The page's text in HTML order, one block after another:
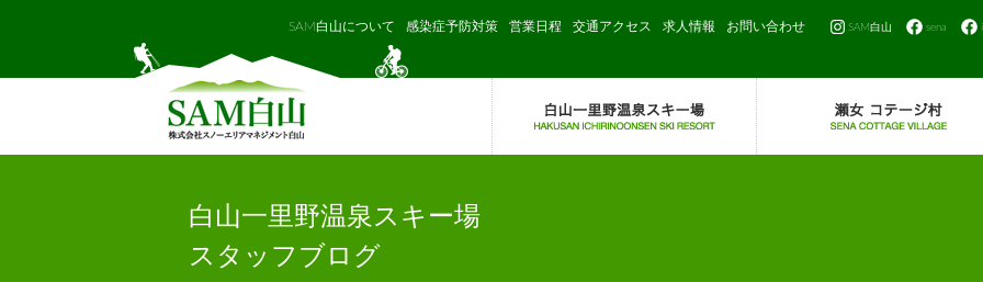
SAM白山 sena
SAM白山について 感染症予防対策 営業日程 交通アクセス 求人情報 お問い合わせ
白山一里野温泉スキー場
スタッフブログ